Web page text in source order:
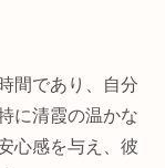
間であり、自分
に清霞の温かな
心感を与え、彼